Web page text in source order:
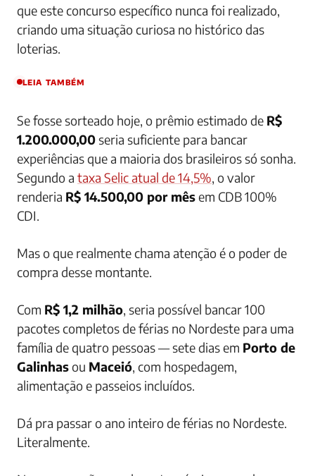
que este concurso específico nunca foi realizado,
criando uma situação curiosa no histórico das
loterias.
LEIA TAMBÉM
Se fosse sorteado hoje, o prêmio estimado de R$
1.200.000,00seria suficiente para bancar
experiências que a maioria dos brasileiros só sonha.
Segundo a taxa Selic atual de 14,5%, o valor
renderia R$ 14.500,00 por mêsem CDB 100%
CDI.
Mas o que realmente chama atenção é o poder de
compra desse montante.
Com R$ 1,2 milhão, seria possível bancar 100
pacotes completos de férias no Nordeste para uma
família de quatro pessoas — sete dias em Porto de
Galinhasou Maceió, com hospedagem,
alimentação e passeios incluídos.
Dá pra passar o ano inteiro de férias no Nordeste.
Literalmente.